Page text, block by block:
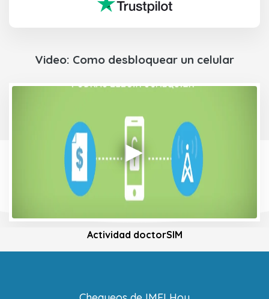
Video: Como desbloquear un celular
Actividad doctorSIM